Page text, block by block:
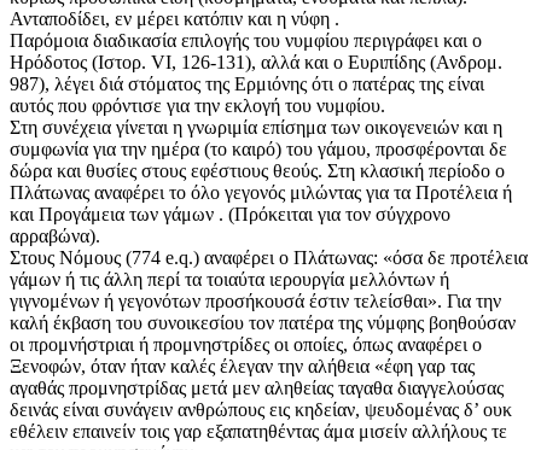
Ανταποδίδει, εν μέρει κατόπιν και η νύφη .
Παρόμοια διαδικασία επιλογής του νυμφίου περιγράφει και ο
Ηρόδοτος (Ιστορ. VI, 126-131), αλλά και ο Ευριπίδης (Ανδρομ.
987), λέγει διά στόματος της Ερμιόνης ότι ο πατέρας της είναι
αυτός που φρόντισε για την εκλογή του νυμφίου.
Στη συνέχεια γίνεται η γνωριμία επίσημα των οικογενειών και η
συμφωνία για την ημέρα (το καιρό) του γάμου, προσφέρονται δε
δώρα και θυσίες στους εφέστιους θεούς. Στη κλασική περίοδο ο
Πλάτωνας αναφέρει το όλο γεγονός μιλώντας για τα Προτέλεια ή
και Προγάμεια των γάμων . (Πρόκειται για τον σύγχρονο
αρραβώνα).
Στους Νόμους (774 e.q.) αναφέρει ο Πλάτωνας: «όσα δε προτέλεια
γάμων ή τις άλλη περί τα τοιαύτα ιερουργία μελλόντων ή
γιγνομένων ή γεγονότων προσήκουσά έστιν τελείσθαι». Για την
καλή έκβαση του συνοικεσίου τον πατέρα της νύμφης βοηθούσαν
οι προμνήστριαι ή προμνηστρίδες οι οποίες, όπως αναφέρει ο
Ξενοφών, όταν ήταν καλές έλεγαν την αλήθεια «έφη γαρ τας
αγαθάς προμνηστρίδας μετά μεν αληθείας ταγαθα διαγγελούσας
δεινάς είναι συνάγειν ανθρώπους εις κηδείαν, ψευδομένας δ’ ουκ
εθέλειν επαινείν τοις γαρ εξαπατηθέντας άμα μισείν αλλήλους τε